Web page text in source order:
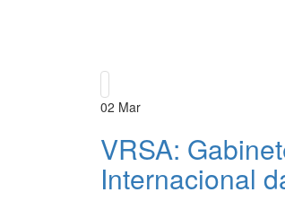
02 Mar
VRSA:
Internacional